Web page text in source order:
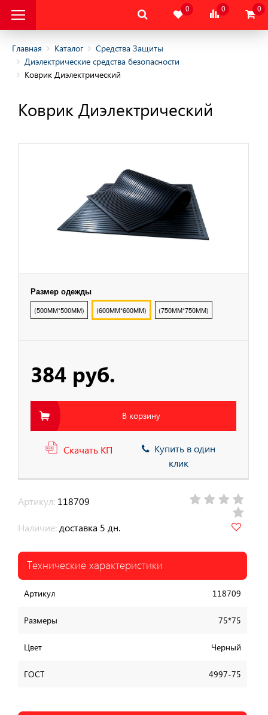
Защитная
Защитная
защиты от
с высоты
0 0 0
Главная Каталог
Средства Защиты
Диэлектрические средства безопасности
Коврик Диэлектрический
Коврик Диэлектрический
Размер одежды
(500ММ*500ММ) (600ММ*600ММ) (750ММ*750ММ)
384 руб.
В корзину
Скачать КП
Купить в один
клик
Артикул: 118709
Наличие: доставка 5 дн.
Технические характеристики
Артикул 118709
Размеры 75*75
Цвет Черный
ГОСТ 4997-75